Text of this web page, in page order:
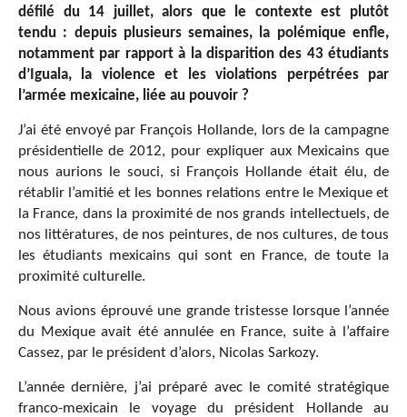
défilé du 14 juillet, alors que le contexte est plutôt
tendu : depuis plusieurs semaines, la polémique enfle,
notamment par rapport à la disparition des 43 étudiants
d’Iguala, la violence et les violations perpétrées par
l’armée mexicaine, liée au pouvoir ?
J’ai été envoyé par François Hollande, lors de la campagne
présidentielle de 2012, pour expliquer aux Mexicains que
nous aurions le souci, si François Hollande était élu, de
rétablir l’amitié et les bonnes relations entre le Mexique et
la France, dans la proximité de nos grands intellectuels, de
nos littératures, de nos peintures, de nos cultures, de tous
les étudiants mexicains qui sont en France, de toute la
proximité culturelle.
Nous avions éprouvé une grande tristesse lorsque l’année
du Mexique avait été annulée en France, suite à l’affaire
Cassez, par le président d’alors, Nicolas Sarkozy.
L’année dernière, j’ai préparé avec le comité stratégique
franco-mexicain le voyage du président Hollande au